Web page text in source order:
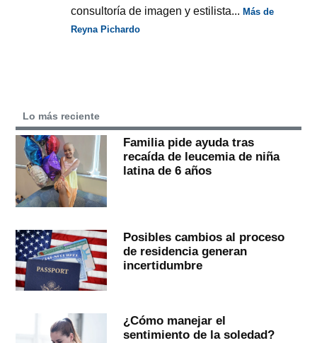
consultoría de imagen y estilista...Más de
Reyna Pichardo
Lo más reciente
Familia pide ayuda tras
recaída de leucemia de niña
latina de 6 años
Posibles cambios al proceso
de residencia generan
incertidumbre
¿Cómo manejar el
sentimiento de la soledad?